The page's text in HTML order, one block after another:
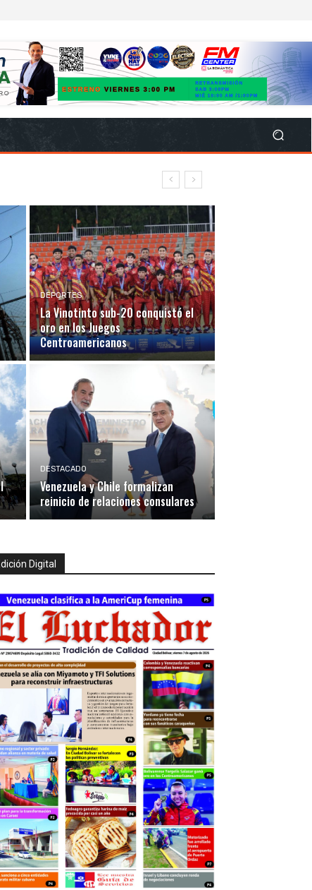
DEPORTES
La Vinotinto sub-20 conquistó el
oro en los Juegos
Centroamericanos
DESTACADO
Venezuela y Chile formalizan
reinicio de relaciones consulares
Digital